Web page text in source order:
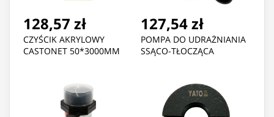
128,57 zł
CZYŚCIK AKRYLOWY
CASTONET 50*3000MM
127,54 zł
POMPA DO UDRAŻNIANIA
SSĄCO-TŁOCZĄCA